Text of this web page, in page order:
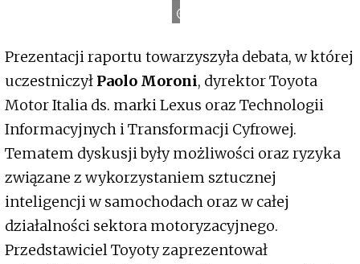
Prezentacji raportu towarzyszyła debata, w której
uczestniczył Paolo Moroni, dyrektor Toyota
Motor Italia ds. marki Lexus oraz Technologii
Informacyjnych i Transformacji Cyfrowej.
Tematem dyskusji były możliwości oraz ryzyka
związane z wykorzystaniem sztucznej
inteligencji w samochodach oraz w całej
działalności sektora motoryzacyjnego.
Przedstawiciel Toyoty zaprezentował